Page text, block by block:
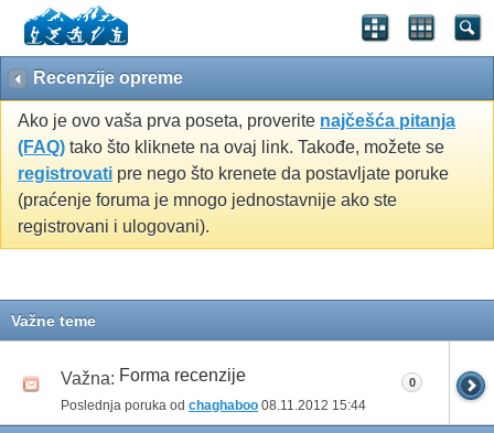
Recenzije opreme
Ako je ovo vaša prva poseta, proverite najčešća pitanja
(FAQ) tako što kliknete na ovaj link. Takođe, možete se
registrovati pre nego što krenete da postavljate poruke
(praćenje foruma je mnogo jednostavnije ako ste
registrovani i ulogovani).
Važne teme
Važna: Forma recenzije
Poslednja poruka od chaghaboo 08.11.2012 15:44
0